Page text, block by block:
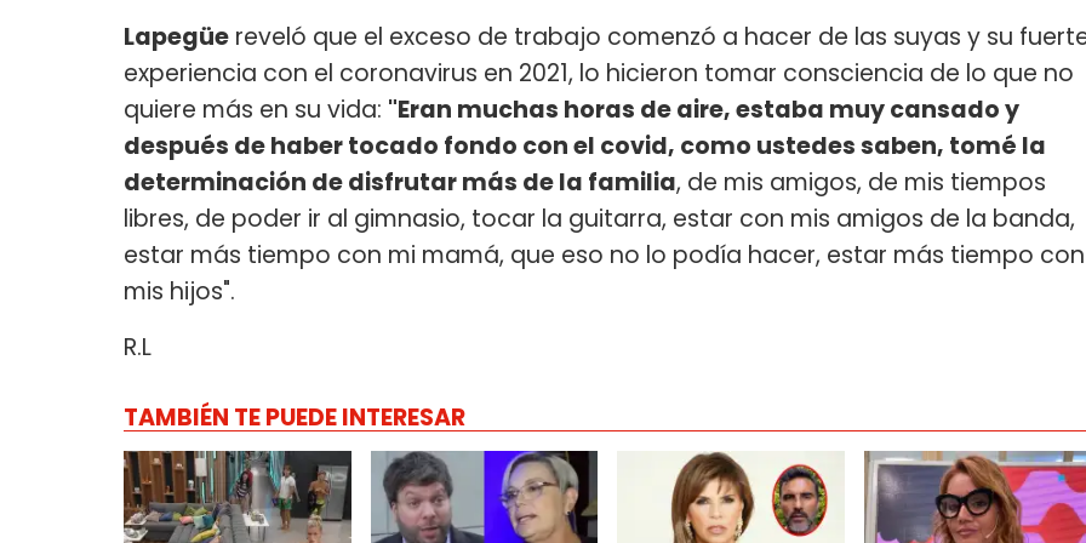
Lapegüe reveló que el exceso de trabajo comenzó a hacer de las suyas y su
experiencia con el coronavirus en 2021, lo hicieron tomar consciencia de lo que no
quiere más en su vida: "Eran muchas horas de aire, estaba muy cansado y
después de haber tocado fondo con el covid, como ustedes saben, tomé la
determinación de disfrutar más de la familia, de mis amigos, de mis tiempos
libres, de poder ir al gimnasio, tocar la guitarra, estar con mis amigos de la banda,
estar más tiempo con mi mamá, que eso no lo podía hacer, estar más tiempo con
mis hijos".
R.L
TAMBIÉN TE PUEDE INTERESAR